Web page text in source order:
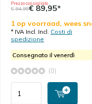
Prezzo consigliato
€ 94,95€ 89,95*
1 op voorraad, wees
* IVA Incl. Incl. Costi di
spedizione
Consegnato il venerdì
(0)